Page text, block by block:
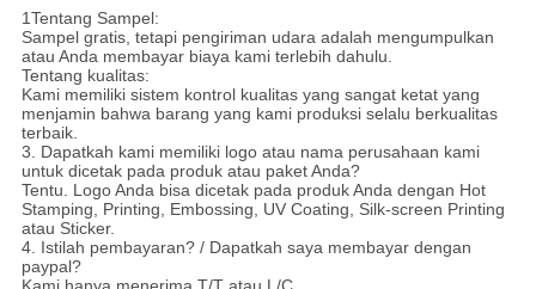
1Tentang Sampel:
Sampel gratis, tetapi pengiriman udara adalah mengumpulkan
atau Anda membayar biaya kami terlebih dahulu.
Tentang kualitas:
Kami memiliki sistem kontrol kualitas yang sangat ketat yang
menjamin bahwa barang yang kami produksi selalu berkualitas
terbaik.
3. Dapatkah kami memiliki logo atau nama perusahaan kami
untuk dicetak pada produk atau paket Anda?
Tentu. Logo Anda bisa dicetak pada produk Anda dengan Hot
Stamping, Printing, Embossing, UV Coating, Silk-screen Printing
atau Sticker.
4. Istilah pembayaran? / Dapatkah saya membayar dengan
paypal?